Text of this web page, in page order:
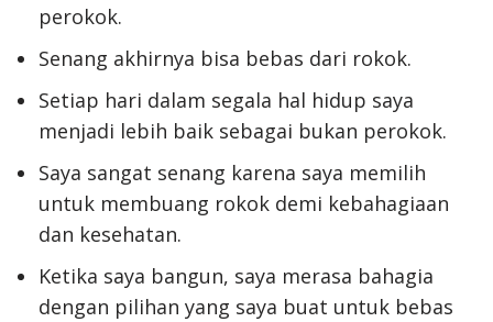
perokok.
Senang akhirnya bisa bebas dari rokok.
Setiap hari dalam segala hal hidup saya
menjadi lebih baik sebagai bukan perokok.
Saya sangat senang karena saya memilih
untuk membuang rokok demi kebahagiaan
dan kesehatan.
Ketika saya bangun, saya merasa bahagia
dengan pilihan yang saya buat untuk bebas